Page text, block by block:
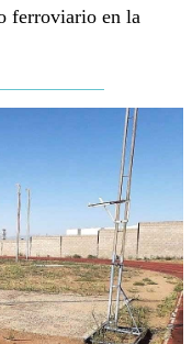
ferroviario en la